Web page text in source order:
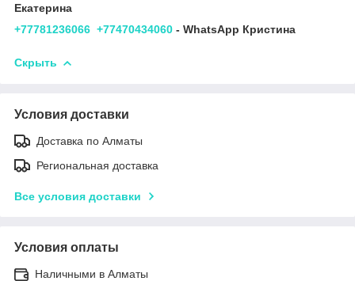
Екатерина
+77781236066 +77470434060 - WhatsApp Кристина
Скрыть
Условия доставки
Доставка по Алматы
Региональная доставка
Все условия доставки
Условия оплаты
Наличными в Алматы